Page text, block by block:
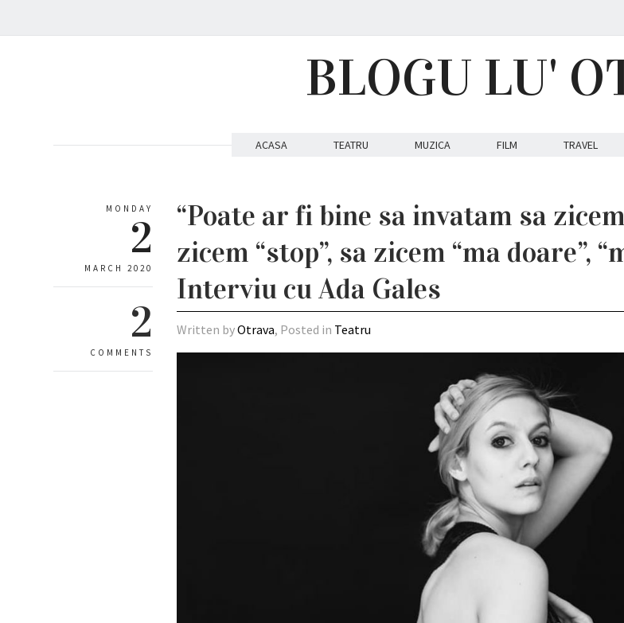
BLOGU LU'
ACASA TEATRU MUZICA FILM TRAVEL
MONDAY
2
MARCH 2020
2
COMMENTS
“Poate ar fi bine sa invatam sa zicem
zicem “stop”, sa zicem “ma doare”,
Interviu cu Ada Gales
Written byOtrava, Posted in Teatru